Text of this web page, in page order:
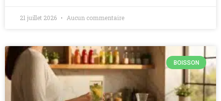
21 juillet 2026 Aucun commentaire
BOISSON